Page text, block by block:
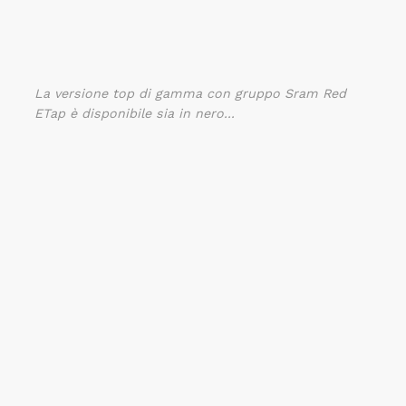
La versione top di gamma con gruppo Sram Red
ETap è disponibile sia in nero...